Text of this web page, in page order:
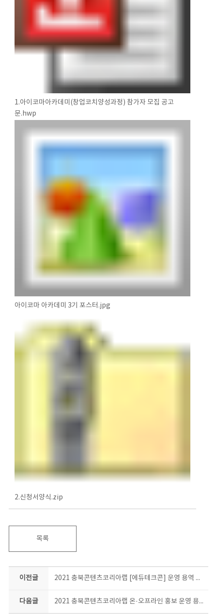
1.아이코마아카데미(창업코치양성과정) 참가자 모집 공고
문.hwp
아이코마 아카데미 3기 포스터.jpg
2.신청서양식.zip
목록
이전글 2021 충북콘텐츠코리아랩 [에듀테크콘] 운영 용역 제안서 제출 안내 공고
다음글 2021 충북콘텐츠코리아랩 온·오프라인 홍보 운영 용역 선정 결과 발표